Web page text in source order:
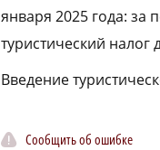
января 2025 года: за
туристический налог
Введение
Сообщить об ошибке